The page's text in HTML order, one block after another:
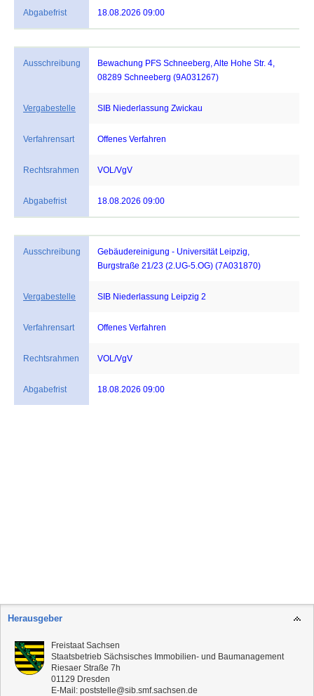
Abgabefrist 18.08.2026 09:00
Ausschreibung
Bewachung PFS Schneeberg, Alte Hohe Str. 4,
08289 Schneeberg (9A031267)
Vergabestelle SIB Niederlassung Zwickau
Verfahrensart Offenes Verfahren
Rechtsrahmen VOL/VgV
Abgabefrist 18.08.2026 09:00
Ausschreibung
Gebäudereinigung - Universität Leipzig,
Burgstraße 21/23 (2.UG-5.OG) (7A031870)
Vergabestelle SIB Niederlassung Leipzig 2
Verfahrensart Offenes Verfahren
Rechtsrahmen VOL/VgV
Abgabefrist 18.08.2026 09:00
Herausgeber
Freistaat Sachsen
Staatsbetrieb Sächsisches Immobilien- und Baumanagement
Riesaer Straße 7h
01129 Dresden
E-Mail: poststelle@sib.smf.sachsen.de